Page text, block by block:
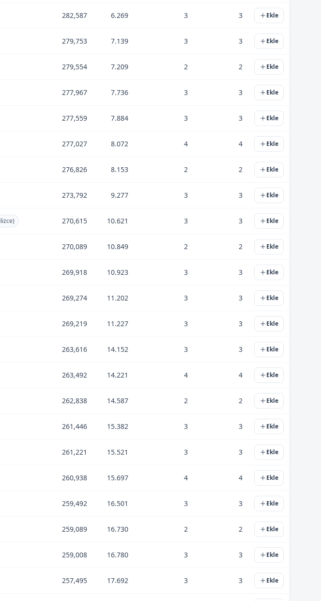
282,587 6.269 3 3 Ekle
279,753 7.139 3 3 Ekle
279,554 7.209 2 2 Ekle
277,967 7.736 3 3 Ekle
277,559 7.884 3 3 Ekle
277,027 8.072 4 4 Ekle
276,826 8.153 2 2 Ekle
273,792 9.277 3 3 Ekle
270,615 10.621 3 3 Ekle
270,089 10.849 2 2 Ekle
269,918 10.923 3 3 Ekle
269,274 11.202 3 3 Ekle
269,219 11.227 3 3 Ekle
263,616 14.152 3 3 Ekle
263,492 14.221 4 4 Ekle
262,838 14.587 2 2 Ekle
261,446 15.382 3 3 Ekle
261,221 15.521 3 3 Ekle
260,938 15.697 4 4 Ekle
259,492 16.501 3 3 Ekle
259,089 16.730 2 2 Ekle
259,008 16.780 3 3 Ekle
257,495 17.692 3 3 Ekle